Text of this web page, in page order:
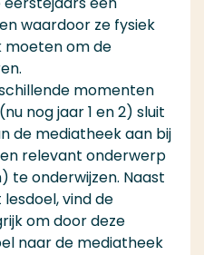
waardoor ze fysiek
moeten om de
momenten
nog jaar 1 en 2) sluit
de mediatheek aan bij
relevant onderwerp
te onderwijzen. Naast
vind de
om door deze
naar de mediatheek